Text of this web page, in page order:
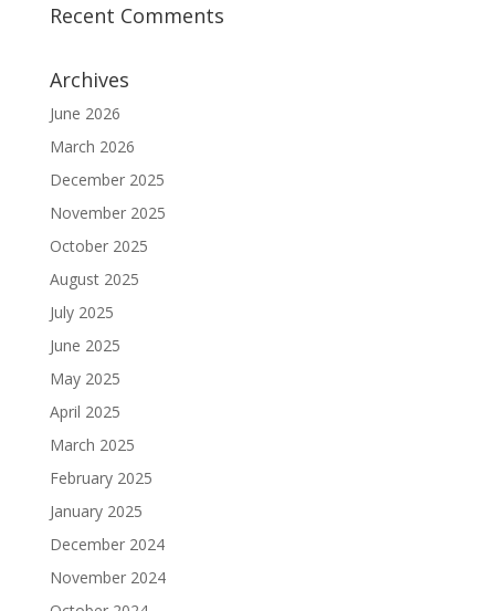
Recent Comments
Archives
June 2026
March 2026
December 2025
November 2025
October 2025
August 2025
July 2025
June 2025
May 2025
April 2025
March 2025
February 2025
January 2025
December 2024
November 2024